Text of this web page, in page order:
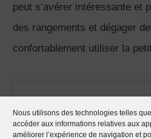
Nous utilisons des technologies telles
accéder aux informations relatives aux
améliorer l’expérience de navigation et
peut s’avérer intéressante et
des rangements et dégager
confortablement utiliser la
Cliquez sur « J’accepte »